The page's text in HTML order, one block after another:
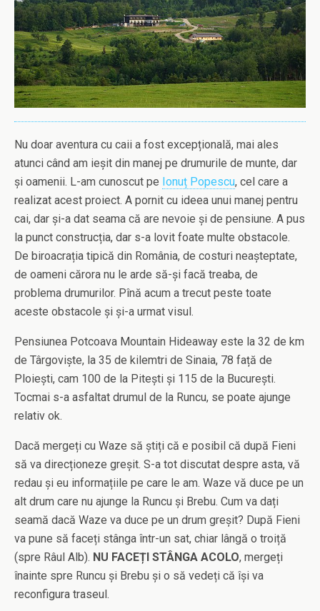
Nu doar aventura cu caii a fost excepțională, mai ales
atunci când am ieșit din manej pe drumurile de munte, dar
și oamenii. L-am cunoscut pe Ionuț Popescu, cel care a
realizat acest proiect. A pornit cu ideea unui manej pentru
cai, dar și-a dat seama că are nevoie și de pensiune. A pus
la punct construcția, dar s-a lovit foate multe obstacole.
De biroacrația tipică din România, de costuri neașteptate,
de oameni cărora nu le arde să-și facă treaba, de
problema drumurilor. Pînă acum a trecut peste toate
aceste obstacole și și-a urmat visul.
Pensiunea Potcoava Mountain Hideaway este la 32 de km
de Târgoviște, la 35 de kilemtri de Sinaia, 78 față de
Ploiești, cam 100 de la Pitești și 115 de la București.
Tocmai s-a asfaltat drumul de la Runcu, se poate ajunge
relativ ok.
Dacă mergeți cu Waze să știți că e posibil că după Fieni
să va direcționeze greșit. S-a tot discutat despre asta, vă
redau și eu informațiile pe care le am. Waze vă duce pe un
alt drum care nu ajunge la Runcu și Brebu. Cum va dați
seamă dacă Waze va duce pe un drum greșit? După Fieni
va pune să faceți stânga într-un sat, chiar lângă o troiță
(spre Râul Alb). NU FACEȚI STÂNGA ACOLO, mergeți
înainte spre Runcu și Brebu și o să vedeți că își va
reconfigura traseul.